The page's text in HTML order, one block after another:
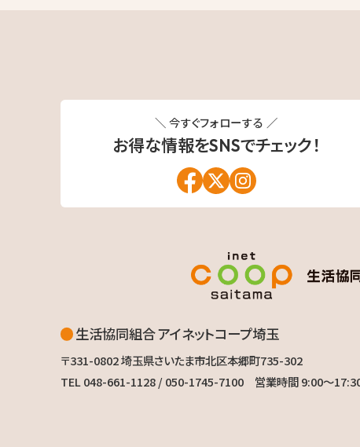
＼ 今すぐフォローする ／
お得な情報をSNSでチェック！
生活協同組合 アイネットコープ埼玉
〒331-0802埼玉県さいたま市北区本郷町735-302
TEL 048-661-1128 / 050-1745-7100 営業時間 9:00〜